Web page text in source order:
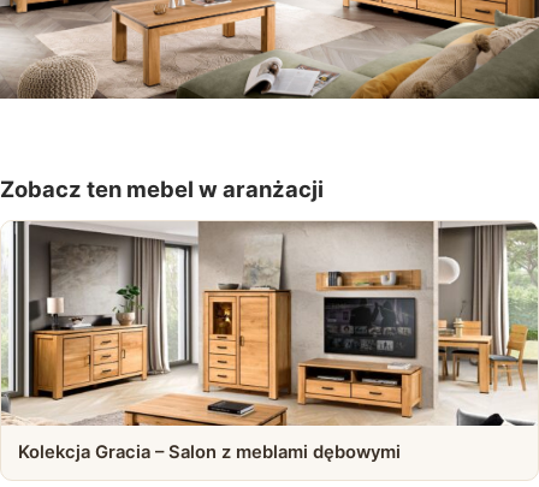
Zobacz ten mebel w aranżacji
Kolekcja Gracia – Salon z meblami dębowymi